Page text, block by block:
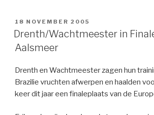
GEPLAATST
OP
18 NOVEMBER 2005
Drenth/Wachtmeester in
Aalsmeer
Drenth en Wachtmeester zagen hun
Brazilie vruchten afwerpen en haalden
keer dit jaar een finaleplaats van de